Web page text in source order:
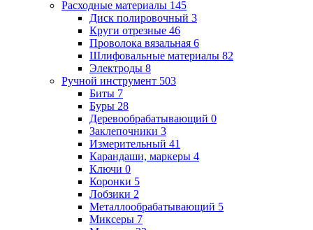
Расходные материалы 145
Диск полировочный 3
Круги отрезные 46
Проволока вязальная 6
Шлифовальные материалы 82
Электроды 8
Ручной инструмент 503
Биты 7
Буры 28
Деревообрабатывающий 0
Заклепочники 3
Измерительный 41
Карандаши, маркеры 4
Ключи 0
Коронки 5
Лобзики 2
Металлообрабатывающий 5
Миксеры 7